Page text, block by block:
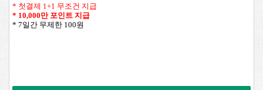
* 첫결제 1+1 무조건 지급
* 10,000만 포인트 지급
* 7일간 무제한 100원